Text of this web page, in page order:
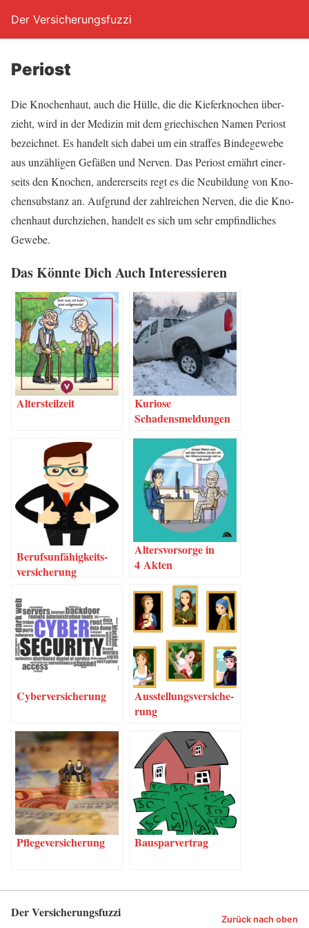
Der Versicherungsfuzzi
Peri­ost
Die Kno­chen­haut, auch die Hül­le, die die Kie­fer­kno­chen über­
zieht, wird in der Medi­zin mit dem grie­chi­schen Namen Peri­ost
bezeich­net. Es han­delt sich dabei um ein straf­fes Bin­de­ge­we­be
aus unzäh­li­gen Gefä­ßen und Ner­ven. Das Peri­ost ernährt einer­
seits den Kno­chen, ande­rer­seits regt es die Neu­bil­dung von Kno­
chen­sub­stanz an. Auf­grund der zahl­rei­chen Ner­ven, die die Kno­
chen­haut durch­zie­hen, han­delt es sich um sehr emp­find­li­ches
Gewebe.
Das Könn­te Dich Auch Interessieren
Alters­teil­zeit
Kurio­se
Schadensmeldungen
Berufs­un­fä­hig­keits­
ver­si­che­rung
Alters­vor­sor­ge in
4 Akten
Cyber­ver­si­che­rung
Aus­stel­lungs­ver­si­che­
rung
Pfle­ge­ver­si­che­rung Bau­spar­ver­trag
Der Versicherungsfuzzi Zurück nach oben